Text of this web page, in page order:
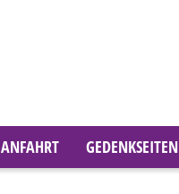
ANFAHRT GEDENKSEITEN